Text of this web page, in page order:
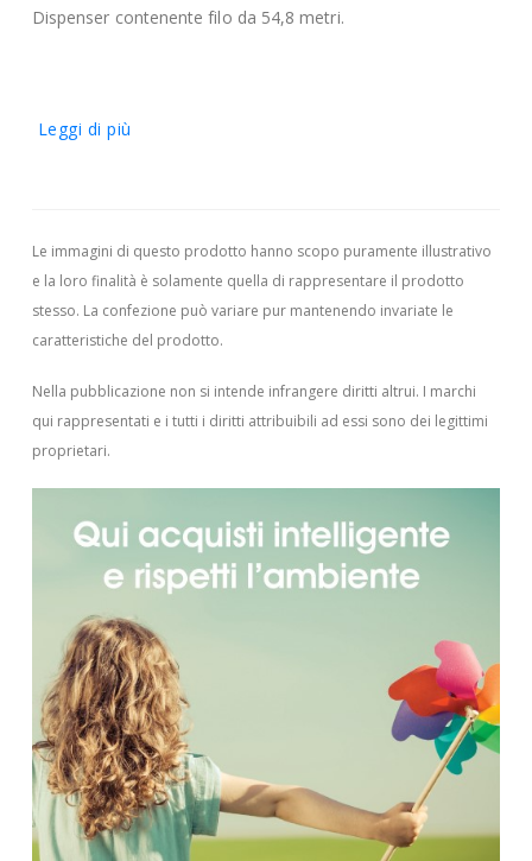
Dispenser contenente filo da 54,8 metri.
Leggi di più
Le immagini di questo prodotto hanno scopo puramente illustrativo
e la loro finalità è solamente quella di rappresentare il prodotto
stesso. La confezione può variare pur mantenendo invariate le
caratteristiche del prodotto.
Nella pubblicazione non si intende infrangere diritti altrui. I marchi
qui rappresentati e i tutti i diritti attribuibili ad essi sono dei legittimi
proprietari.